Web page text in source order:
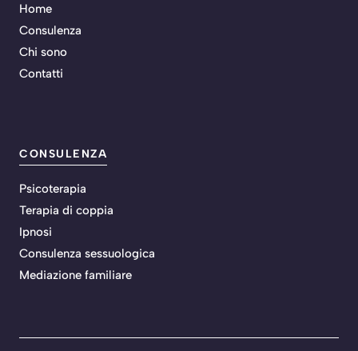
Home
Consulenza
Chi sono
Contatti
CONSULENZA
Psicoterapia
Terapia di coppia
Ipnosi
Consulenza sessuologica
Mediazione familiare